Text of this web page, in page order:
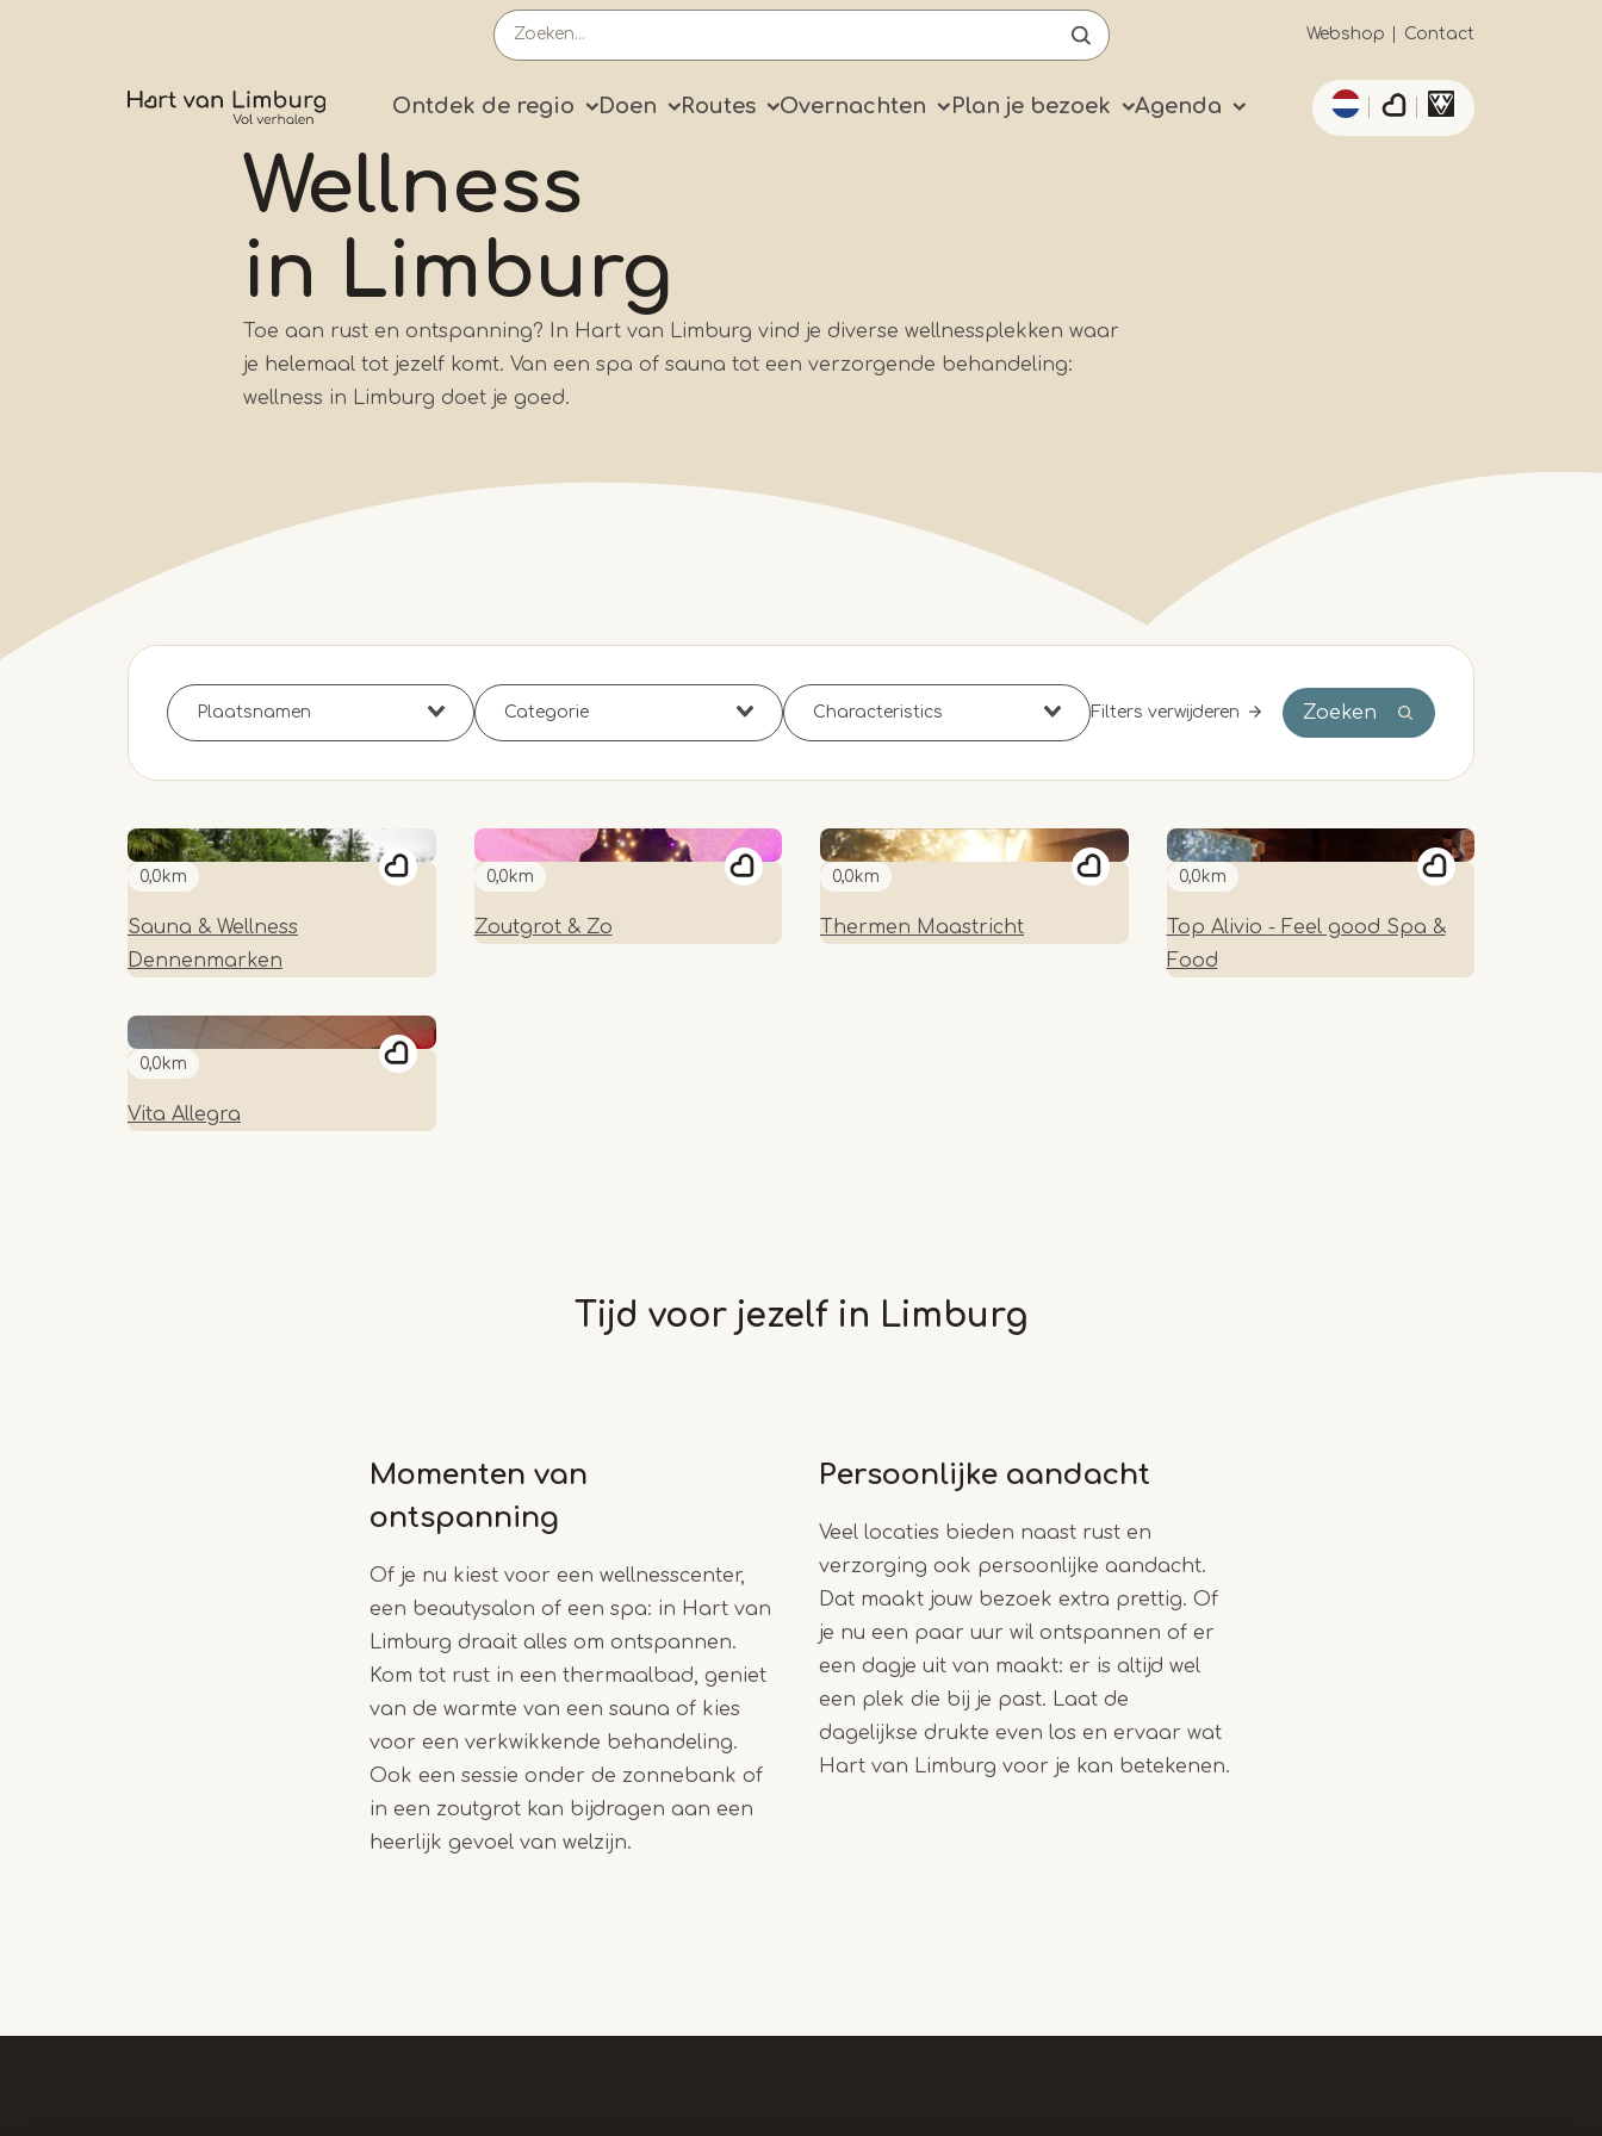
Secundaïre
navigatie
Webshop Contact
Primary
Ontdek de regio Doen Routes Overnachten Plan je bezoek Agenda
Aanvullende acties
Wellness
in Limburg
Toe aan rust en ontspanning? In Hart van Limburg vind je diverse wellnessplekken waar
je helemaal tot jezelf komt. Van een spa of sauna tot een verzorgende behandeling:
wellness in Limburg doet je goed.
Filters verwijderen Zoeken
0,0km
Sauna & Wellness
Dennenmarken
0,0km
Zoutgrot & Zo
0,0km
Thermen Maastricht
0,0km
Top Alivio - Feel good Spa &
Food
0,0km
Vita Allegra
Tijd voor jezelf in Limburg
Momenten van
ontspanning
Of je nu kiest voor een wellnesscenter,
een beautysalon of een spa: in Hart van
Limburg draait alles om ontspannen.
Kom tot rust in een thermaalbad, geniet
van de warmte van een sauna of kies
voor een verkwikkende behandeling.
Ook een sessie onder de zonnebank of
in een zoutgrot kan bijdragen aan een
heerlijk gevoel van welzijn.
Persoonlijke aandacht
Veel locaties bieden naast rust en
verzorging ook persoonlijke aandacht.
Dat maakt jouw bezoek extra prettig. Of
je nu een paar uur wil ontspannen of er
een dagje uit van maakt: er is altijd wel
een plek die bij je past. Laat de
dagelijkse drukte even los en ervaar wat
Hart van Limburg voor je kan betekenen.